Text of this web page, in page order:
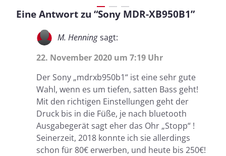
Eine Antwort zu “Sony MDR-XB950B1”
M. Henning sagt:
22. November 2020 um 7:19 Uhr
Der Sony „mdrxb950b1“ ist eine sehr gute
Wahl, wenn es um tiefen, satten Bass geht!
Mit den richtigen Einstellungen geht der
Druck bis in die Füße, je nach bluetooth
Ausgabegerät sagt eher das Ohr „Stopp“ !
Seinerzeit, 2018 konnte ich sie allerdings
schon für 80€ erwerben, und heute bis 250€!